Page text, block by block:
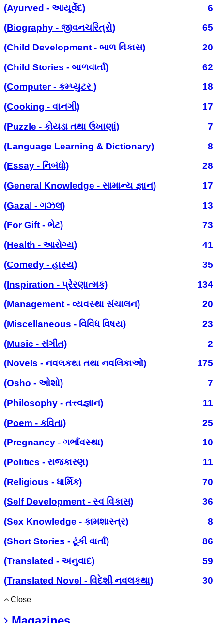
(Ayurved - આયૂર્વેદ)
6
(Biography - જીવનચરિત્રો)
65
(Child Development - બાળ વિકાસ)
20
(Child Stories - બાળવાર્તા)
62
(Computer - કમ્પ્યુટર )
18
(Cooking - વાનગી)
17
(Puzzle - કોયડા તથા ઉખાણાં)
7
(Language Learning & Dictionary)
8
(Essay - નિબંધો)
28
(General Knowledge - સામાન્ય જ્ઞાન)
17
(Gazal - ગઝલ)
13
(For Gift - ભેટ)
73
(Health - આરોગ્ય)
41
(Comedy - હાસ્ય)
35
(Inspiration - પ્રેરણાત્મક)
134
(Management - વ્યવસ્થા સંચાલન)
20
(Miscellaneous - વિવિધ વિષય)
23
(Music - સંગીત)
2
(Novels - નવલકથા તથા નવલિકાઓ)
175
(Osho - ઓશો)
7
(Philosophy - તત્ત્વજ્ઞાન)
11
(Poem - કવિતા)
25
(Pregnancy - ગર્ભાવસ્થા)
10
(Politics - રાજકારણ)
11
(Religious - ધાર્મિક)
70
(Self Development - સ્વ વિકાસ)
36
(Sex Knowledge - કામશાસ્ત્ર)
8
(Short Stories - ટૂંકી વાર્તા)
86
(Translated - અનુવાદ)
59
(Translated Novel - વિદેશી નવલકથા)
30
Close
Magazines